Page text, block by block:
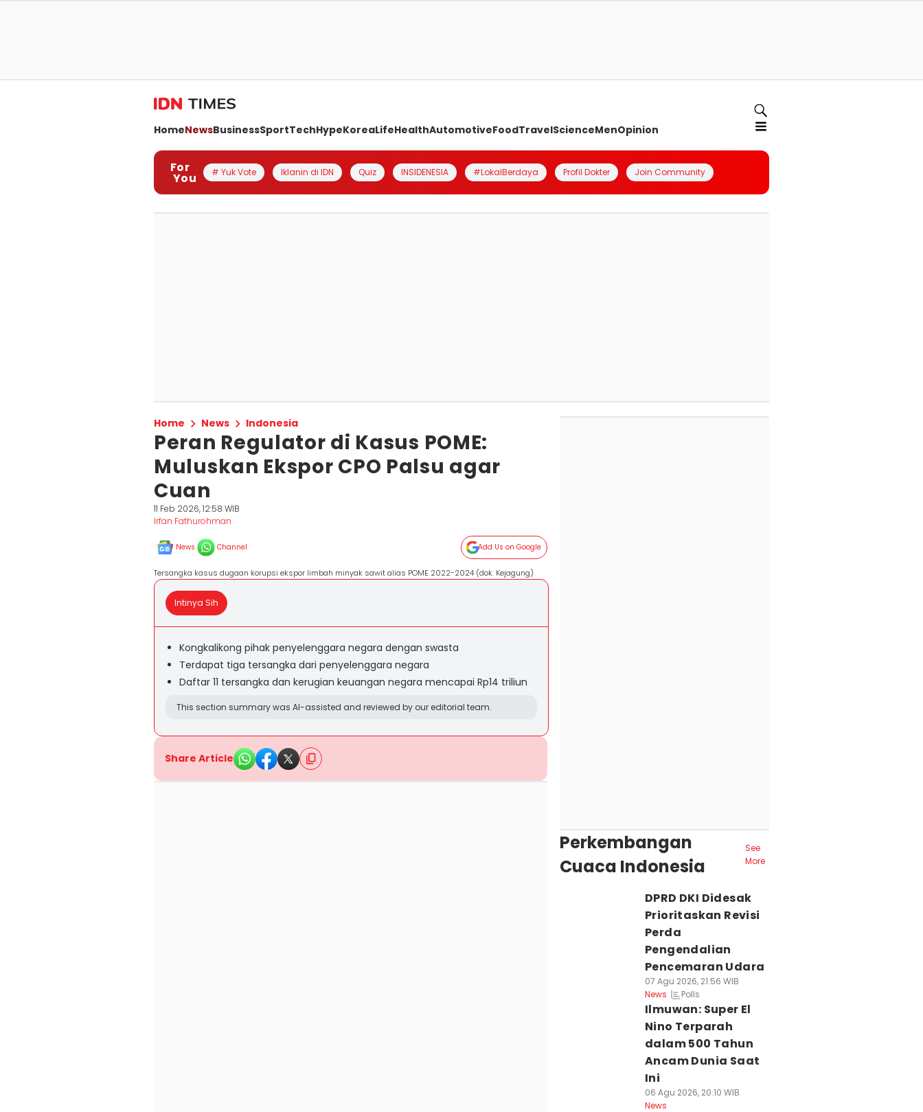
HomeNewsBusinessSportTechHypeKoreaLifeHealthAutomotiveFoodTravelScienceMenOpinion
For
You # Yuk Vote Iklanin di IDN Quiz INSIDENESIA #LokalBerdaya Profil Dokter Join Community
Home News Indonesia
Peran Regulator di Kasus POME:
Muluskan Ekspor CPO Palsu agar
Cuan
11 Feb 2026, 12:58 WIB
Irfan Fathurohman
News Channel Add Us on Google
Tersangka kasus dugaan korupsi ekspor limbah minyak sawit alias POME 2022-2024 (dok. Kejagung)
Intinya Sih
Kongkalikong pihak penyelenggara negara dengan swasta
Terdapat tiga tersangka dari penyelenggara negara
Daftar 11 tersangka dan kerugian keuangan negara mencapai Rp14 triliun
This section summary was AI-assisted and reviewed by our editorial team.
Share Article
Perkembangan
Cuaca Indonesia
See
More
DPRD DKI Didesak
Prioritaskan Revisi
Perda
Pengendalian
Pencemaran Udara
07 Agu 2026, 21:56 WIB
News
Polls
Ilmuwan: Super El
Nino Terparah
dalam 500 Tahun
Ancam Dunia Saat
Ini
06 Agu 2026, 20:10 WIB
News